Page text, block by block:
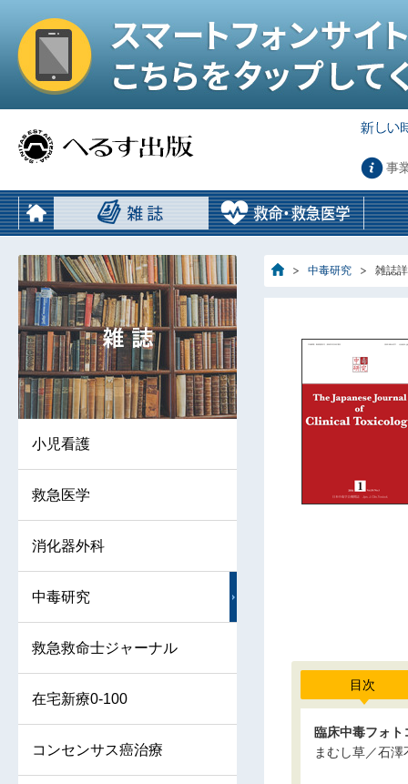
事
中毒研究 雑誌
目次
臨床中毒フォト
まむし草／石澤
小児看護
救急医学
消化器外科
中毒研究
救急救命士ジャーナル
在宅新療0-100
コンセンサス癌治療